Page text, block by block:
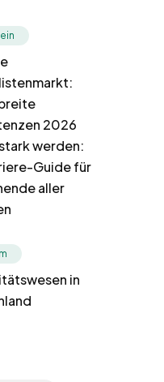
2026
werden:
Guide für
aller
in